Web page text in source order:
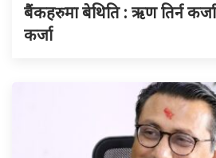
बैंकहरुमा बेथिति : ऋण तिर्न
कर्जा